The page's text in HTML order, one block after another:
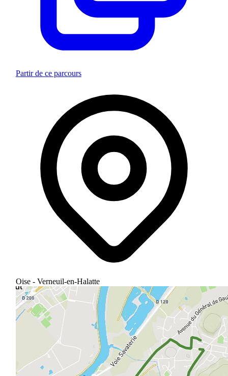
Partir de ce parcours
Oise - Verneuil-en-Halatte